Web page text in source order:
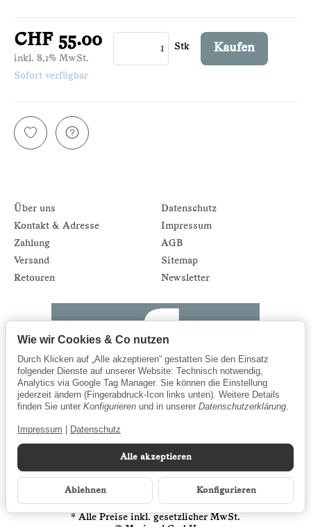
CHF 55.00
inkl. 8,1% MwSt.
Sofort verfügbar
Stk Kaufen
Über uns
Kontakt & Adresse
Zahlung
Versand
Retouren
Datenschutz
Impressum
AGB
Sitemap
Newsletter
* Alle Preise inkl. gesetzlicher MwSt.
Wie wir Cookies & Co nutzen
Durch Klicken auf „Alle akzeptieren“ gestatten Sie den Einsatz
folgender Dienste auf unserer Website: Technisch notwendig,
Analytics via Google Tag Manager. Sie können die Einstellung
jederzeit ändern (Fingerabdruck-Icon links unten). Weitere Details
finden Sie unter Konfigurieren und in unserer Datenschutzerklärung.
Impressum Datenschutz
Alle akzeptieren
Ablehnen Konfigurieren